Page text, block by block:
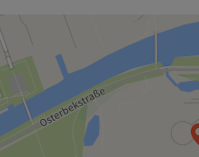
Haarentfernung
Portfolio